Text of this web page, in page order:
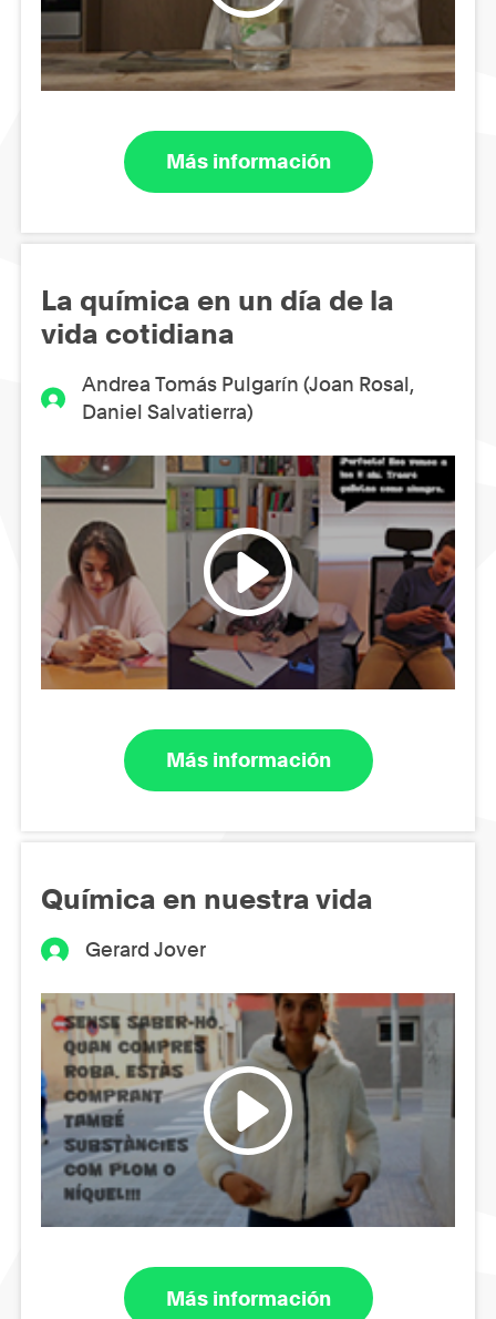
Más información
La química en un día de la
vida cotidiana
Andrea Tomás Pulgarín (Joan Rosal,
Daniel Salvatierra)
Más información
Química en nuestra vida
Gerard Jover
Más información